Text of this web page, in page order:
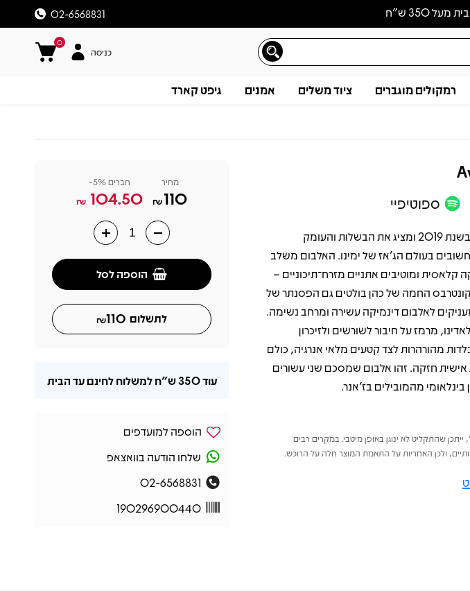
350 ש״ח 02-6568831
0
כניסה
רמקולים מוגברים ציוד משלים אמנים גיפט קארד
ספוטיפיי
Arvoles של אבישי כהן יצא לראשונה בשנת 2019 ומציג את הבשלות והעומק
בעולם הג'אז של ימינו. האלבום משלב
קלאסית ומוטיבים אתניים מזרח־תיכוניים –
הקונטרבס החמה של כהן בולטים גם הפסנתר של
לאלבום דינמיקה עשירה ומרחב נשימה.
מרמז על חיבור לשורשים ולזיכרון
מהורהרות לצד קטעים מלאי אנרגיה, כולם
אישית חזקה. זהו אלבום שמסכם שני עשורים
מהמובילים בז'אנר.
שהתקליט לא ינוגן באופן מיטבי. במקרים רבים
ולכן האחריות על התאמת המוצר חלה על הרוכש.
מחיר
110
₪
חברים 5%-
104.50
₪
הוספה לסל
לתשלום 110
₪
עוד350 ש"ח למשלוח לחינם עד הבית
הוספה למועדפים
שלחו הודעה בוואצאפ
02-6568831
190296900440